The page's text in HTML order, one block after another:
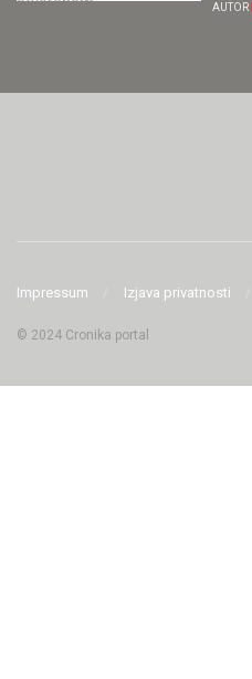
AUTOR
Impressum Izjava privatnosti
© 2024 Cronika portal